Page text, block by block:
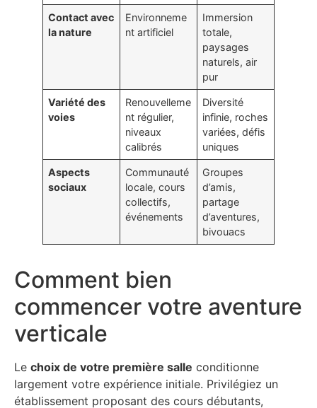
Contact avec
la nature
Environneme
nt artificiel
Immersion
totale,
paysages
naturels, air
pur
Variété des
voies
Renouvelleme
nt régulier,
niveaux
calibrés
Diversité
infinie, roches
variées, défis
uniques
Aspects
sociaux
Communauté
locale, cours
collectifs,
événements
Groupes
d’amis,
partage
d’aventures,
bivouacs
Comment bien
commencer votre aventure
verticale
Le choix de votre première salle conditionne
largement votre expérience initiale. Privilégiez un
établissement proposant des cours débutants,